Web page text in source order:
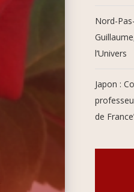
Nord-
l’Univers
Japon :
de